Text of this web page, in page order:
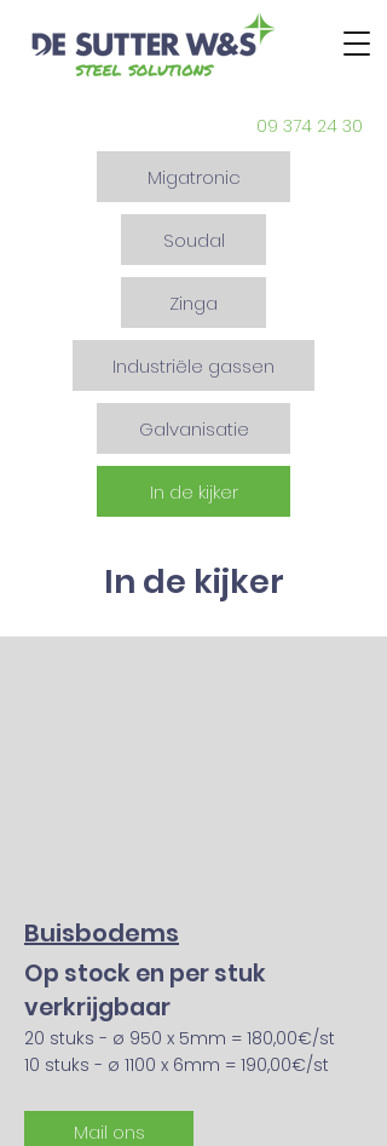
09 374 24 30
Migatronic
Soudal
Zinga
Industriële gassen
Galvanisatie
In de kijker
In de kijker
Buisbodems
Op stock en per stuk
verkrijgbaar
20 stuks - ø 950 x 5mm = 180,00€/st
10 stuks - ø 1100 x 6mm = 190,00€/st
Mail ons